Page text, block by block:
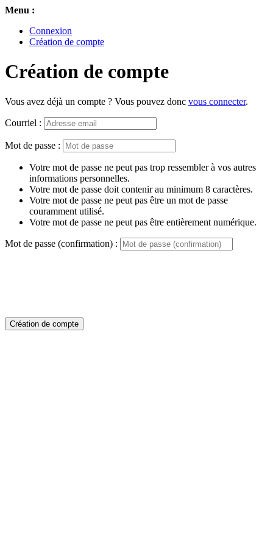
Menu :
Connexion
Création de compte
Création de compte
Vous avez déjà un compte ? Vous pouvez donc vous connecter.
Courriel :
Mot de passe :
Votre mot de passe ne peut pas trop ressembler à vos autres
informations personnelles.
Votre mot de passe doit contenir au minimum 8 caractères.
Votre mot de passe ne peut pas être un mot de passe
couramment utilisé.
Votre mot de passe ne peut pas être entièrement numérique.
Mot de passe (confirmation) :
Création de compte